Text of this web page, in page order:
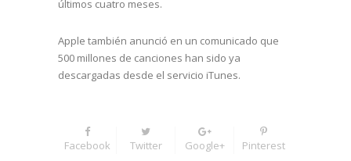
últimos cuatro meses.
Apple también anunció en un comunicado que
500 millones de canciones han sido ya
descargadas desde el servicio iTunes.
Facebook Twitter Google+ Pinterest